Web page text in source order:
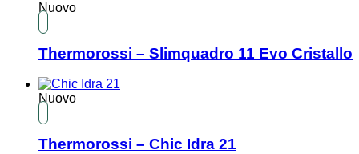
Nuovo
Thermorossi – Slimquadro 11 Evo Cristallo
Nuovo
Thermorossi – Chic Idra 21